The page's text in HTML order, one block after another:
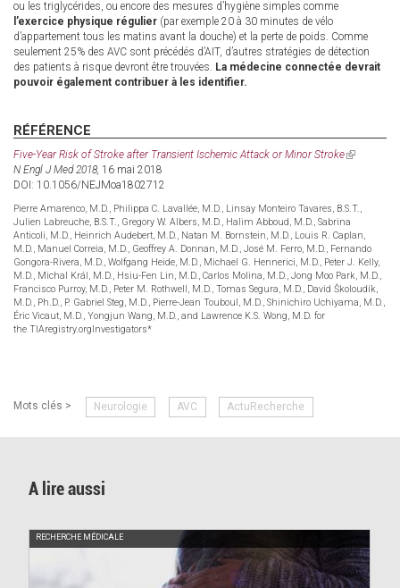
ou les triglycérides, ou encore des mesures d’hygiène simples comme
l’exercice physique régulier (par exemple 20 à 30 minutes de vélo
d’appartement tous les matins avant la douche) et la perte de poids. Comme
seulement 25% des AVC sont précédés d’AIT, d’autres stratégies de détection
des patients à risque devront être trouvées. La médecine connectée devrait
pouvoir également contribuer à les identifier.
RÉFÉRENCE
Five-Year Risk of Stroke after Transient Ischemic Attack or Minor Stroke(link
N Engl J Med 2018, 16 mai 2018
DOI: 10.1056/NEJMoa1802712
Pierre Amarenco, M.D., Philippa C. Lavallée, M.D., Linsay Monteiro Tavares, B.S.T.,
Julien Labreuche, B.S.T., Gregory W. Albers, M.D., Halim Abboud, M.D., Sabrina
Anticoli, M.D., Heinrich Audebert, M.D., Natan M. Bornstein, M.D., Louis R. Caplan,
M.D., Manuel Correia, M.D., Geoffrey A. Donnan, M.D., José M. Ferro, M.D., Fernando
Gongora-Rivera, M.D., Wolfgang Heide, M.D., Michael G. Hennerici, M.D., Peter J. Kelly,
M.D., Michal Král, M.D., Hsiu-Fen Lin, M.D., Carlos Molina, M.D., Jong Moo Park, M.D.,
Francisco Purroy, M.D., Peter M. Rothwell, M.D., Tomas Segura, M.D., David Školoudík,
M.D., Ph.D., P. Gabriel Steg, M.D., Pierre-Jean Touboul, M.D., Shinichiro Uchiyama, M.D.,
Éric Vicaut, M.D., Yongjun Wang, M.D., and Lawrence K.S. Wong, M.D. for
the TIAregistry.orgInvestigators*
Mots clés > Neurologie AVC ActuRecherche
A lire aussi
RECHERCHE MÉDICALE